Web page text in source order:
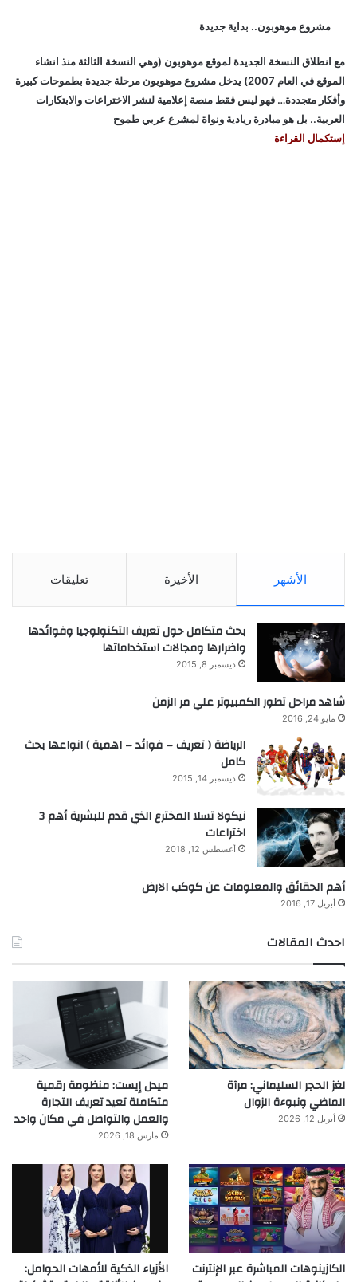
مشروع موهوبون.. بداية جديدة
مع انطلاق النسخة الجديدة لموقع موهوبون (وهي النسخة الثالثة منذ انشاء
الموقع في العام 2007) يدخل مشروع موهوبون مرحلة جديدة بطموحات كبيرة
وأفكار متجددة… فهو ليس فقط منصة إعلامية لنشر الاختراعات والابتكارات
العربية.. بل هو مبادرة ريادية ونواة لمشرع عربي طموح
إستكمال القراءة
الأشهر الأخيرة تعليقات
بحث متكامل حول تعريف التكنولوجيا وفوائدها
واضرارها ومجالات استخداماتها
ديسمبر 8, 2015
شاهد مراحل تطور الكمبيوتر علي مر الزمن
مايو 24, 2016
الرياضة ( تعريف – فوائد – اهمية ) انواعها بحث
كامل
ديسمبر 14, 2015
نيكولا تسلا المخترع الذي قدم للبشرية أهم 3
اختراعات
أغسطس 12, 2018
أهم الحقائق والمعلومات عن كوكب الارض
أبريل 17, 2016
احدث المقالات
لغز الحجر السليماني: مرآة
الماضي ونبوءة الزوال
أبريل 12, 2026
ميدل إيست: منظومة رقمية
متكاملة تعيد تعريف التجارة
والعمل والتواصل في مكان واحد
مارس 18, 2026
الكازينوهات المباشرة عبر الإنترنت
الأزياء الذكية للأمهات الحوامل: